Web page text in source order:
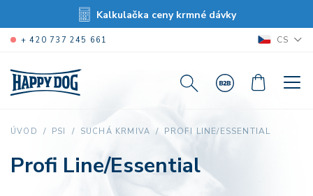
Kalkulačka ceny krmné dávky
+ 420 737 245 661 CS
ÚVOD PSI SUCHÁ KRMIVA PROFI LINE/ESSENTIAL
Profi Line/Essential